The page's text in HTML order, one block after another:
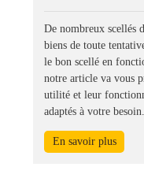
De nombreux scellés
biens de toute
le bon scellé en
notre article va vous
utilité et leur
adaptés à votre besoin.
En savoir plus